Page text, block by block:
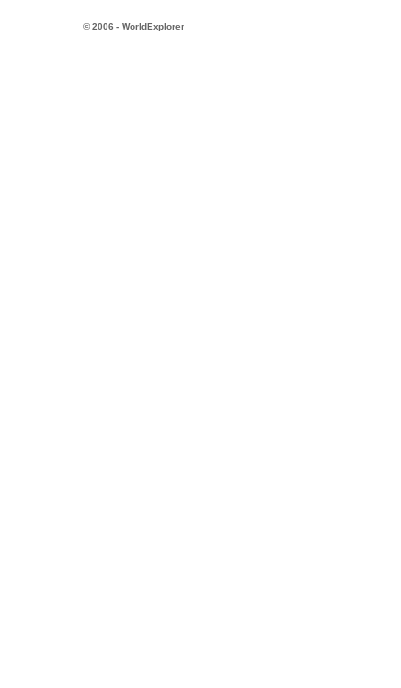
© 2006 - WorldExplorer